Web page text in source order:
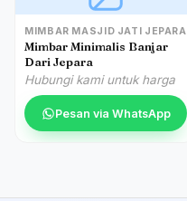
MIMBAR MASJID JATI JEPARA
Mimbar Minimalis Banjar
Dari Jepara
Hubungi kami untuk harga
Pesan via WhatsApp